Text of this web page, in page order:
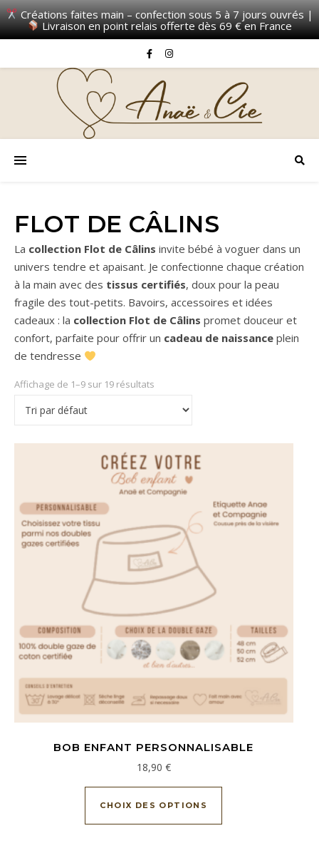
Créations faites main – confection sous 5 à 7 jours ouvrés |
Livraison en point relais offerte dès 69 € en France
FLOT DE CÂLINS
La collection Flot de Câlins invite bébé à voguer dans un
univers tendre et apaisant. Je confectionne chaque création
à la main avec des tissus certifiés, doux pour la peau
fragile des tout-petits. Bavoirs, accessoires et idées
cadeaux : la collection Flot de Câlins promet douceur et
confort, parfaite pour offrir un cadeau de naissance plein
de tendresse
Affichage de 1–9 sur 19 résultats
BOB ENFANT PERSONNALISABLE
18,90 €
CHOIX DES OPTIONS
Ce produit a